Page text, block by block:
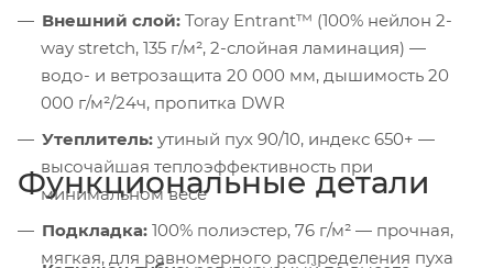
Внешний слой: Toray Entrant™ (100% нейлон 2-
way stretch, 135 г/м², 2-слойная ламинация) —
водо- и ветрозащита 20 000 мм, дышимость 20
000 г/м²/24ч, пропитка DWR
Утеплитель: утиный пух 90/10, индекс 650+ —
высочайшая теплоэффективность при
минимальном весе
Подкладка: 100% полиэстер, 76 г/м² — прочная,
мягкая, для равномерного распределения пуха
Функциональные детали